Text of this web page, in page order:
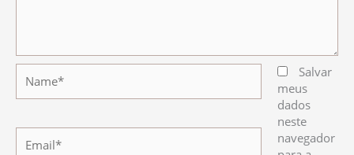
Salvar
meus
dados
neste
navegador